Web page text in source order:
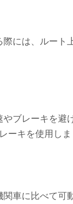
には、ルー
ブレーキを
ーキを使用しま
車に比べて